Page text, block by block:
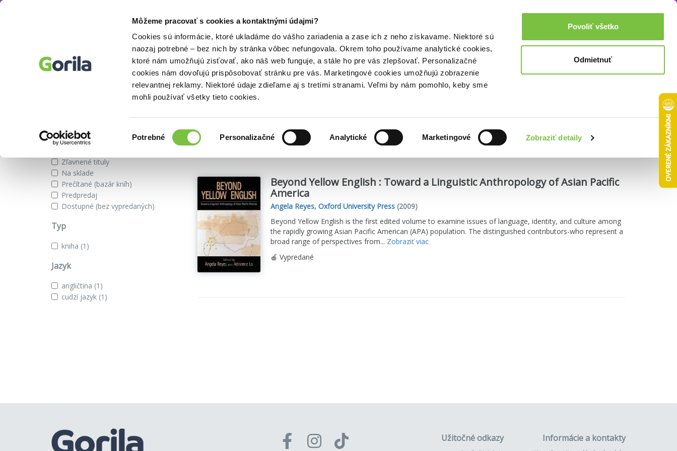
Môžeme pracovať s cookies a kontaktnými údajmi?
Cookies sú informácie, ktoré ukladáme do vášho zariadenia a zase ich z neho získavame. Niektoré sú
naozaj potrebné – bez nich by stránka vôbec nefungovala. Okrem toho používame analytické cookies,
ktoré nám umožňujú zisťovať, ako náš web funguje, a stále ho pre vás zlepšovať. Personalizačné
cookies nám dovoľujú prispôsobovať stránku pre vás. Marketingové cookies umožňujú zobrazenie
relevantnej reklamy. Niektoré údaje zdieľame aj s tretími stranami. Veľmi by nám pomohlo, keby sme
mohli používať všetky tieto cookies.
súhlasu
Potrebné Personalizačné Analytické Marketingové Zobraziť detaily
Povoliť všetko
Odmietnuť
Doplnky Prihlásenie 0,00€
Angela Reyes Akcie a zľavy
Knihy autora Angela Reyes
Zobraziť iba
Zľavnené tituly
Na sklade
Prečítané (bazár kníh)
Predpredaj
Dostupné (bez vypredaných)
Typ
kniha (1)
Jazyk
angličtina (1)
cudzí jazyk (1)
Našli sme Zoradiť podľa:
Beyond Yellow English : Toward a Linguistic Anthropology of Asian Pacific
America
Angela Reyes, Oxford University Press(2009)
Beyond Yellow English is the first edited volume to examine issues of language, identity, and culture among
the rapidly growing Asian Pacific American (APA) population. The distinguished contributors-who represent a
broad range of perspectives from... Zobraziť viac
🍎 Vypredané
Užitočné odkazy Informácie a kontakty